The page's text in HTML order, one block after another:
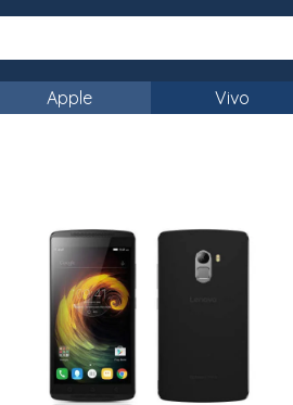
Apple Vivo